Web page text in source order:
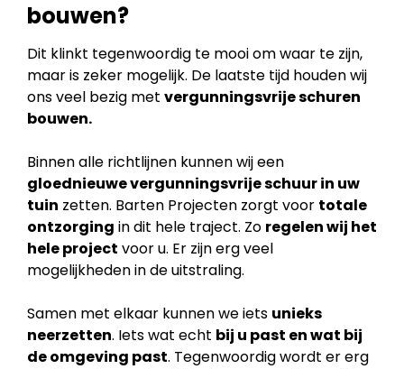
bouwen?
Dit klinkt tegenwoordig te mooi om waar te zijn,
maar is zeker mogelijk. De laatste tijd houden wij
ons veel bezig met vergunningsvrije schuren
bouwen.
Binnen alle richtlijnen kunnen wij een
gloednieuwe vergunningsvrije schuur in uw
tuin zetten. Barten Projecten zorgt voor totale
ontzorging in dit hele traject. Zo regelen wij het
hele project voor u. Er zijn erg veel
mogelijkheden in de uitstraling.
Samen met elkaar kunnen we iets unieks
neerzetten. Iets wat echt bij u past en wat bij
deomgeving past. Tegenwoordig wordt er erg